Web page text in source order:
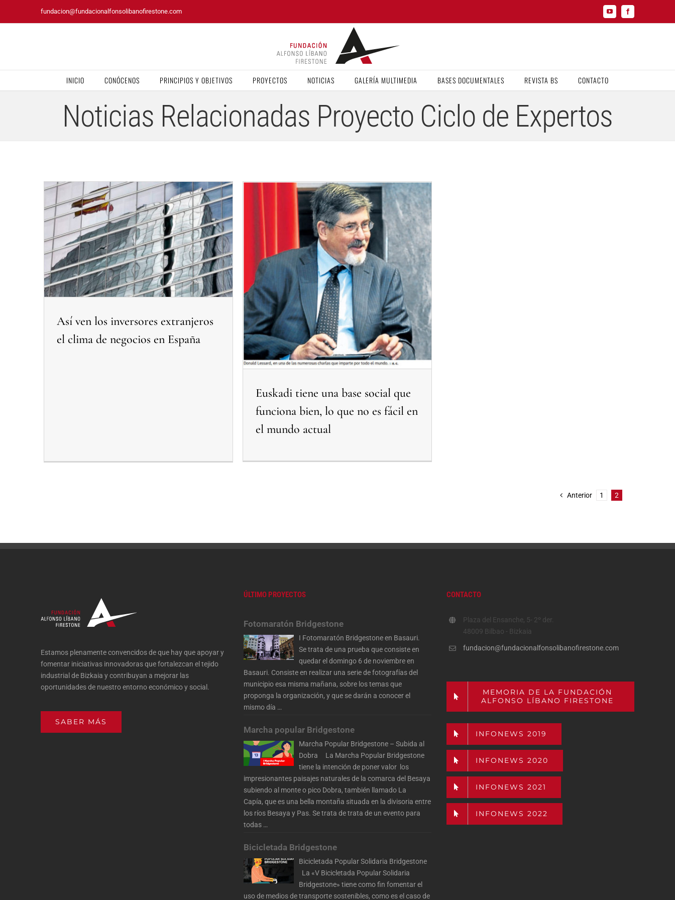
fundacion@fundacionalfonsolibanofirestone.com YouTubeFacebook
INICIO CONÓCENOS PRINCIPIOS Y OBJETIVOS PROYECTOS NOTICIAS GALERÍA MULTIMEDIA BASES DOCUMENTALES REVISTA BS CONTACTO
Noticias Relacionadas Proyecto Ciclo de Expertos
Así ven los inversores extranjeros
el clima de negocios en España
Euskadi tiene una base social que
funciona bien, lo que no es fácil en
el mundo actual
Anterior 1 2
Estamos plenamente convencidos de que hay que apoyar y
fomentar iniciativas innovadoras que fortalezcan el tejido
industrial de Bizkaia y contribuyan a mejorar las
oportunidades de nuestro entorno económico y social.
SABER MÁS
ÚLTIMO PROYECTOS
Fotomaratón Bridgestone
I Fotomaratón Bridgestone en Basauri.
Se trata de una prueba que consiste en
quedar el domingo 6 de noviembre en
Basauri. Consiste en realizar una serie de fotografías del
municipio esa misma mañana, sobre los temas que
proponga la organización, y que se darán a conocer el
mismo día …
Marcha popular Bridgestone
Marcha Popular Bridgestone – Subida al
Dobra La Marcha Popular Bridgestone
tiene la intención de poner valor los
impresionantes paisajes naturales de la comarca del Besaya
subiendo al monte o pico Dobra, también llamado La
Capía, que es una bella montaña situada en la divisoria entre
los ríos Besaya y Pas. Se trata de trata de un evento para
todas …
Bicicletada Bridgestone
Bicicletada Popular Solidaria Bridgestone
La «V Bicicletada Popular Solidaria
Bridgestone» tiene como fin fomentar el
uso de medios de transporte sostenibles, como es el caso de
CONTACTO
Plaza del Ensanche, 5- 2º der.
48009 Bilbao - Bizkaia
fundacion@fundacionalfonsolibanofirestone.com
MEMORIA DE LA FUNDACIÓN
ALFONSO LÍBANO FIRESTONE
INFONEWS 2019
INFONEWS 2020
INFONEWS 2021
INFONEWS 2022